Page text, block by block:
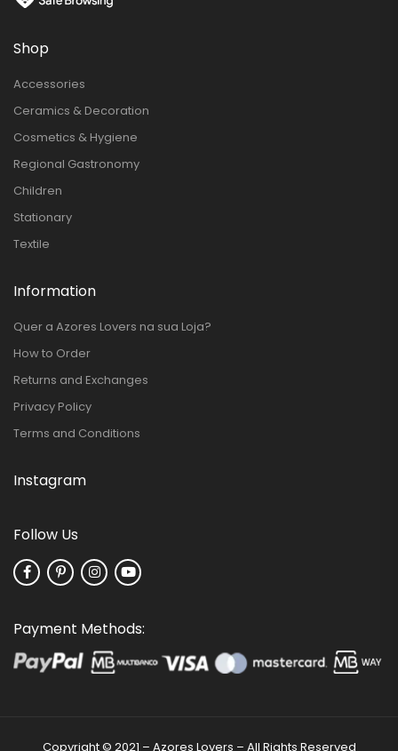
Shop
Accessories
Ceramics & Decoration
Cosmetics & Hygiene
Regional Gastronomy
Children
Stationary
Textile
Information
Quer a Azores Lovers na sua Loja?
How to Order
Returns and Exchanges
Privacy Policy
Terms and Conditions
Instagram
Follow Us
Payment Methods:
Copyright © 2021 – Azores Lovers – All Rights Reserved